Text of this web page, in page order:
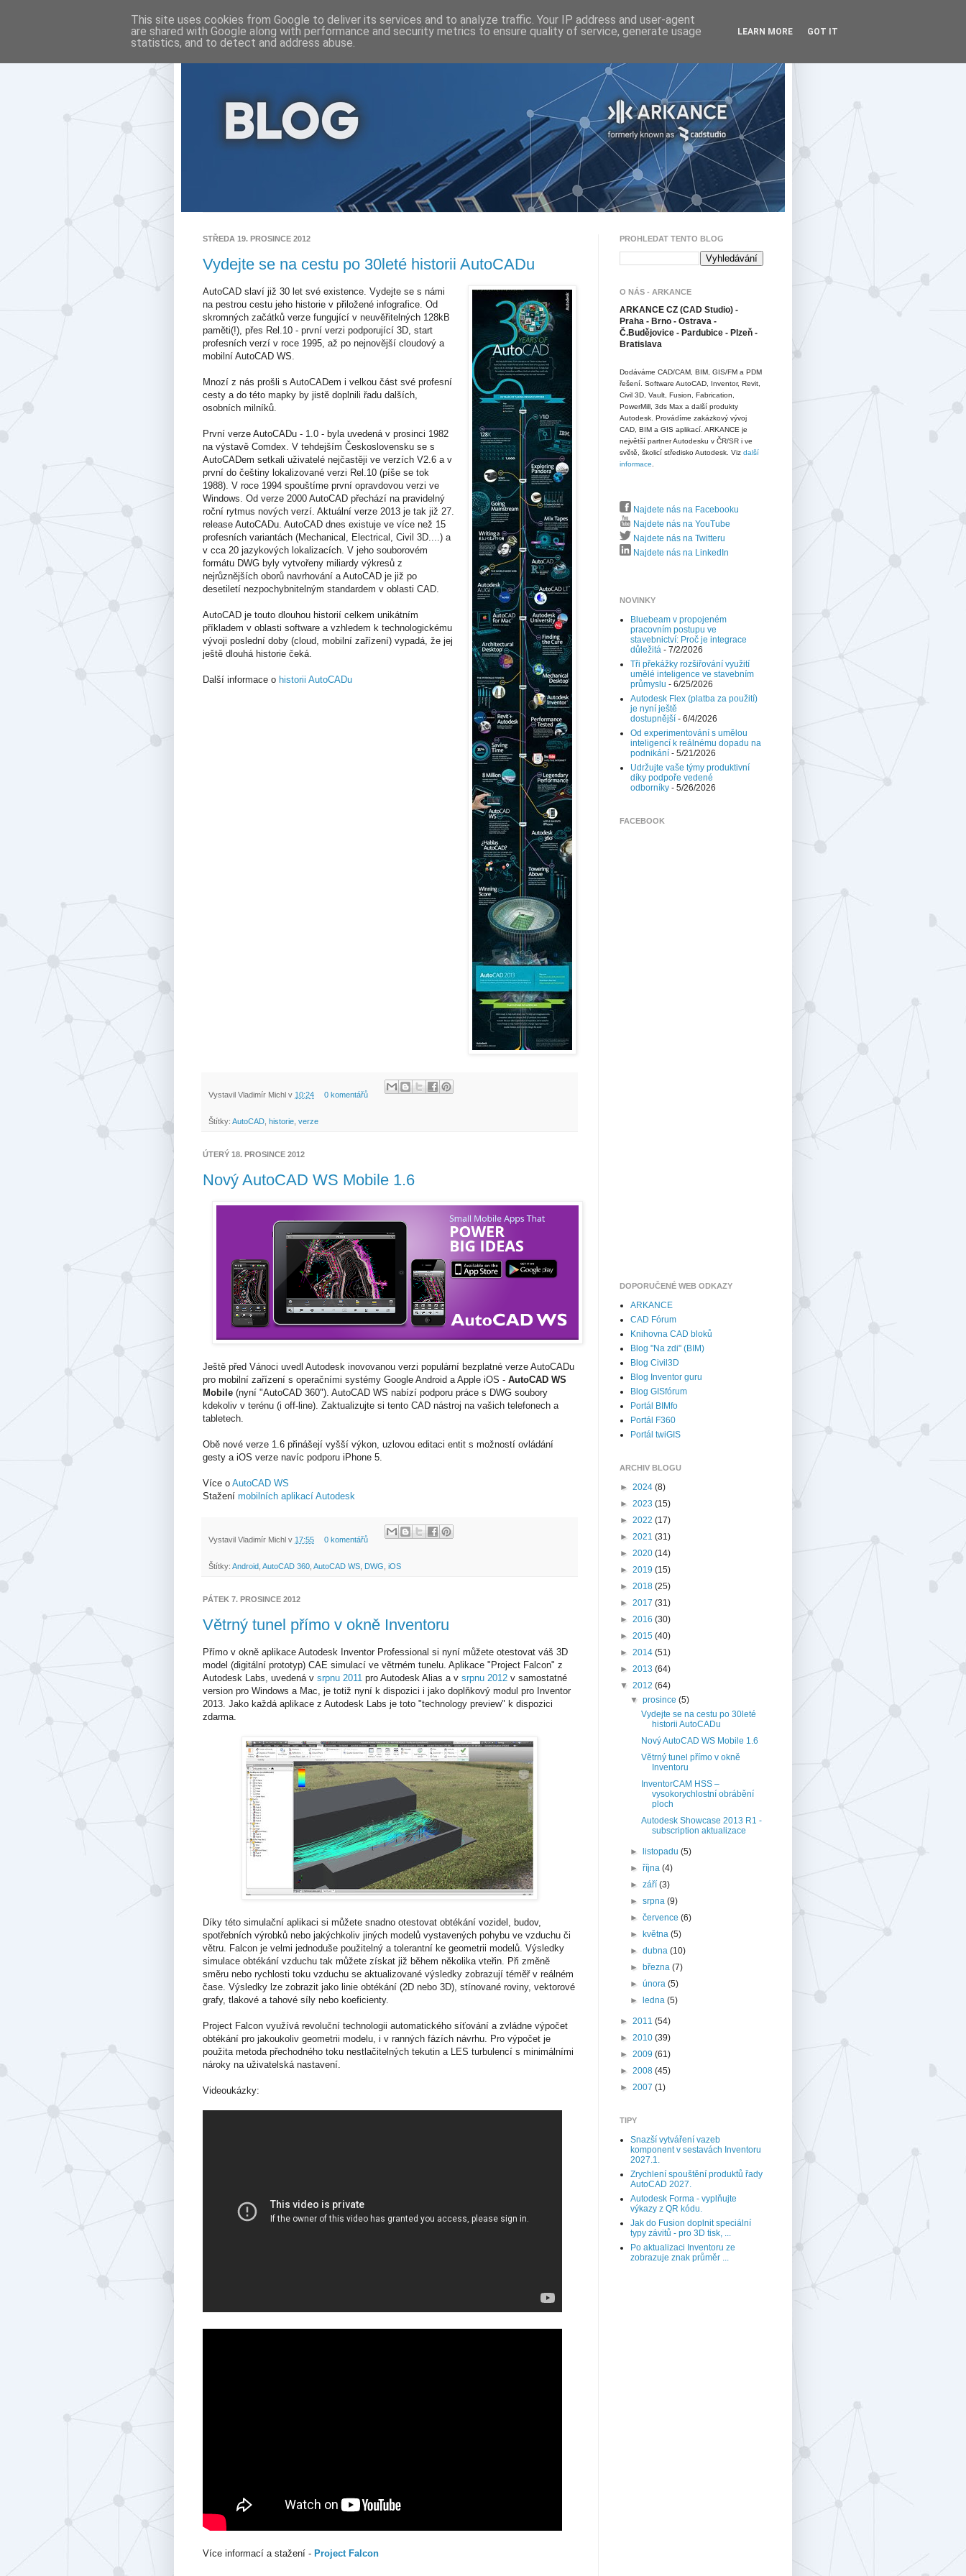
STŘEDA 19. PROSINCE 2012
Vydejte se na cestu po 30leté historii AutoCADu
AutoCAD slaví již 30 let své existence. Vydejte se s námi
na pestrou cestu jeho historie v přiložené infografice. Od
skromných začátků verze fungující v neuvěřitelných 128kB
paměti(!), přes Rel.10 - první verzi podporující 3D, start
profesních verzí v roce 1995, až po nejnovější cloudový a
mobilní AutoCAD WS.
Mnozí z nás prošli s AutoCADem i velkou část své profesní
cesty a do této mapky by jistě doplnili řadu dalších,
osobních milníků.
První verze AutoCADu - 1.0 - byla uvedená v prosinci 1982
na výstavě Comdex. V tehdejším Československu se s
AutoCADem setkali uživatelé nejčastěji ve verzích V2.6 a v
první do češtiny lokalizované verzi Rel.10 (píše se tok
1988). V roce 1994 spouštíme první opravdovou verzi ve
Windows. Od verze 2000 AutoCAD přechází na pravidelný
roční rytmus nových verzí. Aktuální verze 2013 je tak již 27.
release AutoCADu. AutoCAD dnes existuje ve více než 15
profesních variantách (Mechanical, Electrical, Civil 3D....) a
v cca 20 jazykových lokalizacích. V jeho souborovém
formátu DWG byly vytvořeny miliardy výkresů z
nejrůznějších oborů navrhování a AutoCAD je již po
desetiletí nezpochybnitelným standardem v oblasti CAD.
AutoCAD je touto dlouhou historií celkem unikátním
příkladem v oblasti software a vzhledem k technologickému
vývoji poslední doby (cloud, mobilní zařízení) vypadá, že jej
ještě dlouhá historie čeká.
Další informace o historii AutoCADu
Vystavil Vladimír Michl v 10:24 0 komentářů
Štítky: AutoCAD historie verze
ÚTERÝ 18. PROSINCE 2012
Nový AutoCAD WS Mobile 1.6
Ještě před Vánoci uvedl Autodesk inovovanou verzi populární bezplatné verze AutoCADu
pro mobilní zařízení s operačními systémy Google Android a Apple iOS - AutoCAD WS
Mobile (nyní "AutoCAD 360"). AutoCAD WS nabízí podporu práce s DWG soubory
kdekoliv v terénu (i off-line). Zaktualizujte si tento CAD nástroj na vašich telefonech a
tabletech.
Obě nové verze 1.6 přinášejí vyšší výkon, uzlovou editaci entit s možností ovládání
gesty a iOS verze navíc podporu iPhone 5.
Více o AutoCAD WS
Stažení mobilních aplikací Autodesk
Vystavil Vladimír Michl v 17:55 0 komentářů
Štítky: Android AutoCAD 360 AutoCAD WS DWG iOS
PÁTEK 7. PROSINCE 2012
Větrný tunel přímo v okně Inventoru
Přímo v okně aplikace Autodesk Inventor Professional si nyní můžete otestovat váš 3D
model (digitální prototyp) CAE simulací ve větrném tunelu. Aplikace "Project Falcon" z
Autodesk Labs, uvedená v srpnu 2011 pro Autodesk Alias a v srpnu 2012 v samostatné
version pro Windows a Mac, je totiž nyní k dispozici i jako doplňkový modul pro Inventor
2013. Jako každá aplikace z Autodesk Labs je toto "technology preview" k dispozici
zdarma.
Díky této simulační aplikaci si můžete snadno otestovat obtékání vozidel, budov,
spotřebních výrobků nebo jakýchkoliv jiných modelů vystavených pohybu ve vzduchu či
větru. Falcon je velmi jednoduše použitelný a tolerantní ke geometrii modelů. Výsledky
simulace obtékání vzduchu tak můžete získat již během několika vteřin. Při změně
směru nebo rychlosti toku vzduchu se aktualizované výsledky zobrazují téměř v reálném
čase. Výsledky lze zobrazit jako linie obtékání (2D nebo 3D), stínované roviny, vektorové
grafy, tlakové a tahové síly nebo koeficienty.
Project Falcon využívá revoluční technologii automatického síťování a zvládne výpočet
obtékání pro jakoukoliv geometrii modelu, i v ranných fázích návrhu. Pro výpočet je
použita metoda přechodného toku nestlačitelných tekutin a LES turbulencí s minimálními
nároky na uživatelská nastavení.
Videoukázky:
Více informací a stažení - Project Falcon
PROHLEDAT TENTO BLOG
O NÁS - ARKANCE
ARKANCE CZ (CAD Studio) -
Praha - Brno - Ostrava -
Č.Budějovice - Pardubice - Plzeň -
Bratislava
Dodáváme CAD/CAM, BIM, GIS/FM a PDM
řešení. Software AutoCAD, Inventor, Revit,
Civil 3D, Vault, Fusion, Fabrication,
PowerMill, 3ds Max a další produkty
Autodesk. Provádíme zakázkový vývoj
CAD, BIM a GIS aplikací. ARKANCE je
největší partner Autodesku v ČR/SR i ve
světě, školicí středisko Autodesk. Viz další
informace
Najdete nás na Facebooku
Najdete nás na YouTube
Najdete nás na Twitteru
Najdete nás na LinkedIn
NOVINKY
Bluebeam v propojeném
pracovním postupu ve
stavebnictví: Proč je integrace
důležitá - 7/2/2026
Tři překážky rozšiřování využití
umělé inteligence ve stavebním
průmyslu - 6/25/2026
Autodesk Flex (platba za použití)
je nyní ještě
dostupnější - 6/4/2026
Od experimentování s umělou
inteligencí k reálnému dopadu na
podnikání - 5/21/2026
Udržujte vaše týmy produktivní
díky podpoře vedené
odborníky - 5/26/2026
FACEBOOK
DOPORUČENÉ WEB ODKAZY
ARKANCE
CAD Fórum
Knihovna CAD bloků
Blog "Na zdi" (BIM)
Blog Civil3D
Blog Inventor guru
Blog GISfórum
Portál BIMfo
Portál F360
Portál twiGIS
ARCHIV BLOGU
► 2024 (8)
► 2023 (15)
► 2022 (17)
► 2021 (31)
► 2020 (14)
► 2019 (15)
► 2018 (25)
► 2017 (31)
► 2016 (30)
► 2015 (40)
► 2014 (51)
► 2013 (64)
▼ 2012 (64)
▼prosince(5)
Vydejte se na cestu po 30leté
historii AutoCADu
Nový AutoCAD WS Mobile 1.6
Větrný tunel přímo v okně
Inventoru
InventorCAM HSS –
vysokorychlostní obrábění
ploch
Autodesk Showcase 2013 R1 -
subscription aktualizace
► listopadu(5)
►října(4)
►září(3)
►srpna(9)
►července(6)
►
května(5)
►dubna(10)
► března(7)
►února(5)
►
ledna(5)
► 2011 (54)
► 2010 (39)
► 2009 (61)
► 2008 (45)
► 2007 (1)
TIPY
Snazší vytváření vazeb
komponent v sestavách Inventoru
2027.1.
Zrychlení spouštění produktů řady
AutoCAD 2027.
Autodesk Forma - vyplňujte
výkazy z QR kódu.
Jak do Fusion doplnit speciální
typy závitů - pro 3D tisk, ...
Po aktualizaci Inventoru ze
zobrazuje znak průměr ...
This site uses cookies from Google to deliver its services and to analyze traffic. Your IP address and user-agent
are shared with Google along with performance and security metrics to ensure quality of service, generate usage
statistics, and to detect and address abuse.
LEARN MORE GOT IT